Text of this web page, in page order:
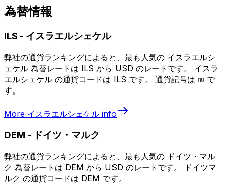
為替情報
ILS - イスラエルシェケル
弊社の通貨ランキングによると、最も人気の イスラエルシ
ェケル 為替レートは ILS から USD のレートです。 イスラ
エルシェケル の通貨コードは ILS です。 通貨記号は ₪ で
す。
More イスラエルシェケル info
DEM - ドイツ・マルク
弊社の通貨ランキングによると、最も人気の ドイツ・マル
ク 為替レートは DEM から USD のレートです。 ドイツマ
ルク の通貨コードは DEM です。